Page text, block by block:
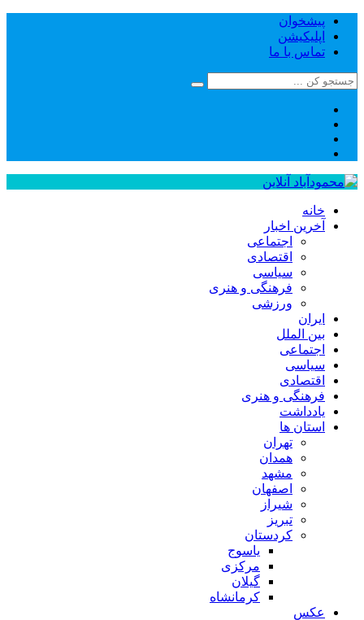
پیشخوان
اپلیکیشن
تماس با ما
خانه
آخرین اخبار
اجتماعی
اقتصادی
سیاسی
فرهنگی و هنری
ورزشی
ایران
بین الملل
اجتماعی
سیاسی
اقتصادی
فرهنگی و هنری
یادداشت
استان ها
تهران
همدان
مشهد
اصفهان
شیراز
تبریز
کردستان
یاسوج
مرکزی
گیلان
کرمانشاه
عکس